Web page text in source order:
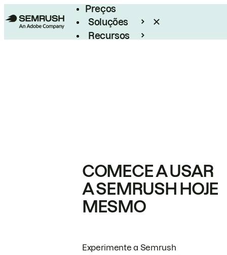
Preços
Soluções
Recursos
COMECE A USAR
A SEMRUSH HOJE
MESMO
Experimente a Semrush